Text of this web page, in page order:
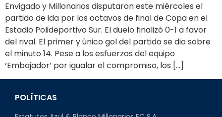
Envigado y Millonarios disputaron este miércoles el
partido de ida por los octavos de final de Copa en el
Estadio Polideportivo Sur. El duelo finalizó 0-1 a favor
del rival. El primer y único gol del partido se dio sobre
el minuto 14. Pese a los esfuerzos del equipo
‘Embajador’ por igualar el compromiso, los […]
POLÍTICAS